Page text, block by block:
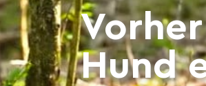
Hund